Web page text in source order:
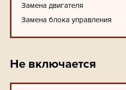
Замена двигателя
Замена блока управления
Не включается